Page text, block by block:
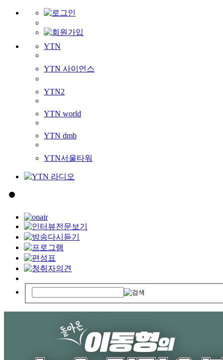
YTN
YTN 사이언스
YTN2
YTN world
YTN dmb
YTN서울타워